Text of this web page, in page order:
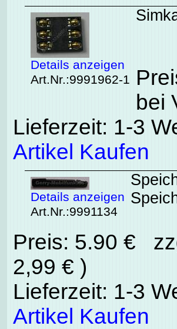
Details anzeigen
Art.Nr.:9991962-1
bei
Lieferzeit: 1-3
Artikel Kaufen
Details anzeigen
Art.Nr.:9991134
Preis: 5.90 €
2,99 € )
Lieferzeit: 1-3
Artikel Kaufen